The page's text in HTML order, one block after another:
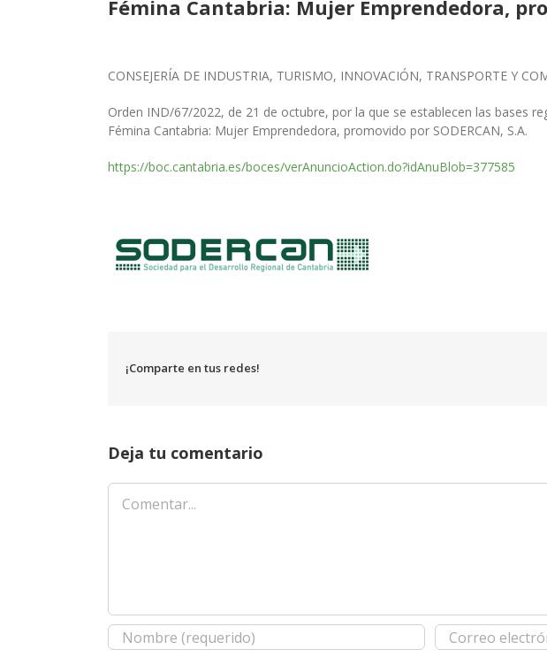
Fémina Cantabria: Mujer Emprendedora,
CONSEJERÍA DE INDUSTRIA, TURISMO, INNOVACIÓN, TRANSPORTE Y
Orden IND/67/2022, de 21 de octubre, por la que se establecen las bases
Fémina Cantabria: Mujer Emprendedora, promovido por SODERCAN, S.A.
https://boc.cantabria.es/boces/verAnuncioAction.do?idAnuBlob=377585
¡Comparte en tus redes!
Deja tu comentario
Comentar